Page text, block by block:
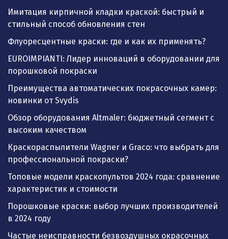
Имитация кирпичной кладки краской: быстрый и
стильный способ обновления стен
Флуоресцентные краски: где и как их применять?
EUROIMPIANTI: Лидер инноваций в оборудовании для
порошковой покраски
Преимущества автоматических покрасочных камер:
новинки от Svydis
Обзор оборудования Altmaler: бюджетный сегмент с
высоким качеством
Краскораспылители Wagner и Graco: что выбрать для
профессиональной покраски?
Топовые модели краскопультов 2024 года: сравнение
характеристик и стоимости
Порошковые краски: выбор лучших производителей
в 2024 году
Частые неисправности безвоздушных окрасочных